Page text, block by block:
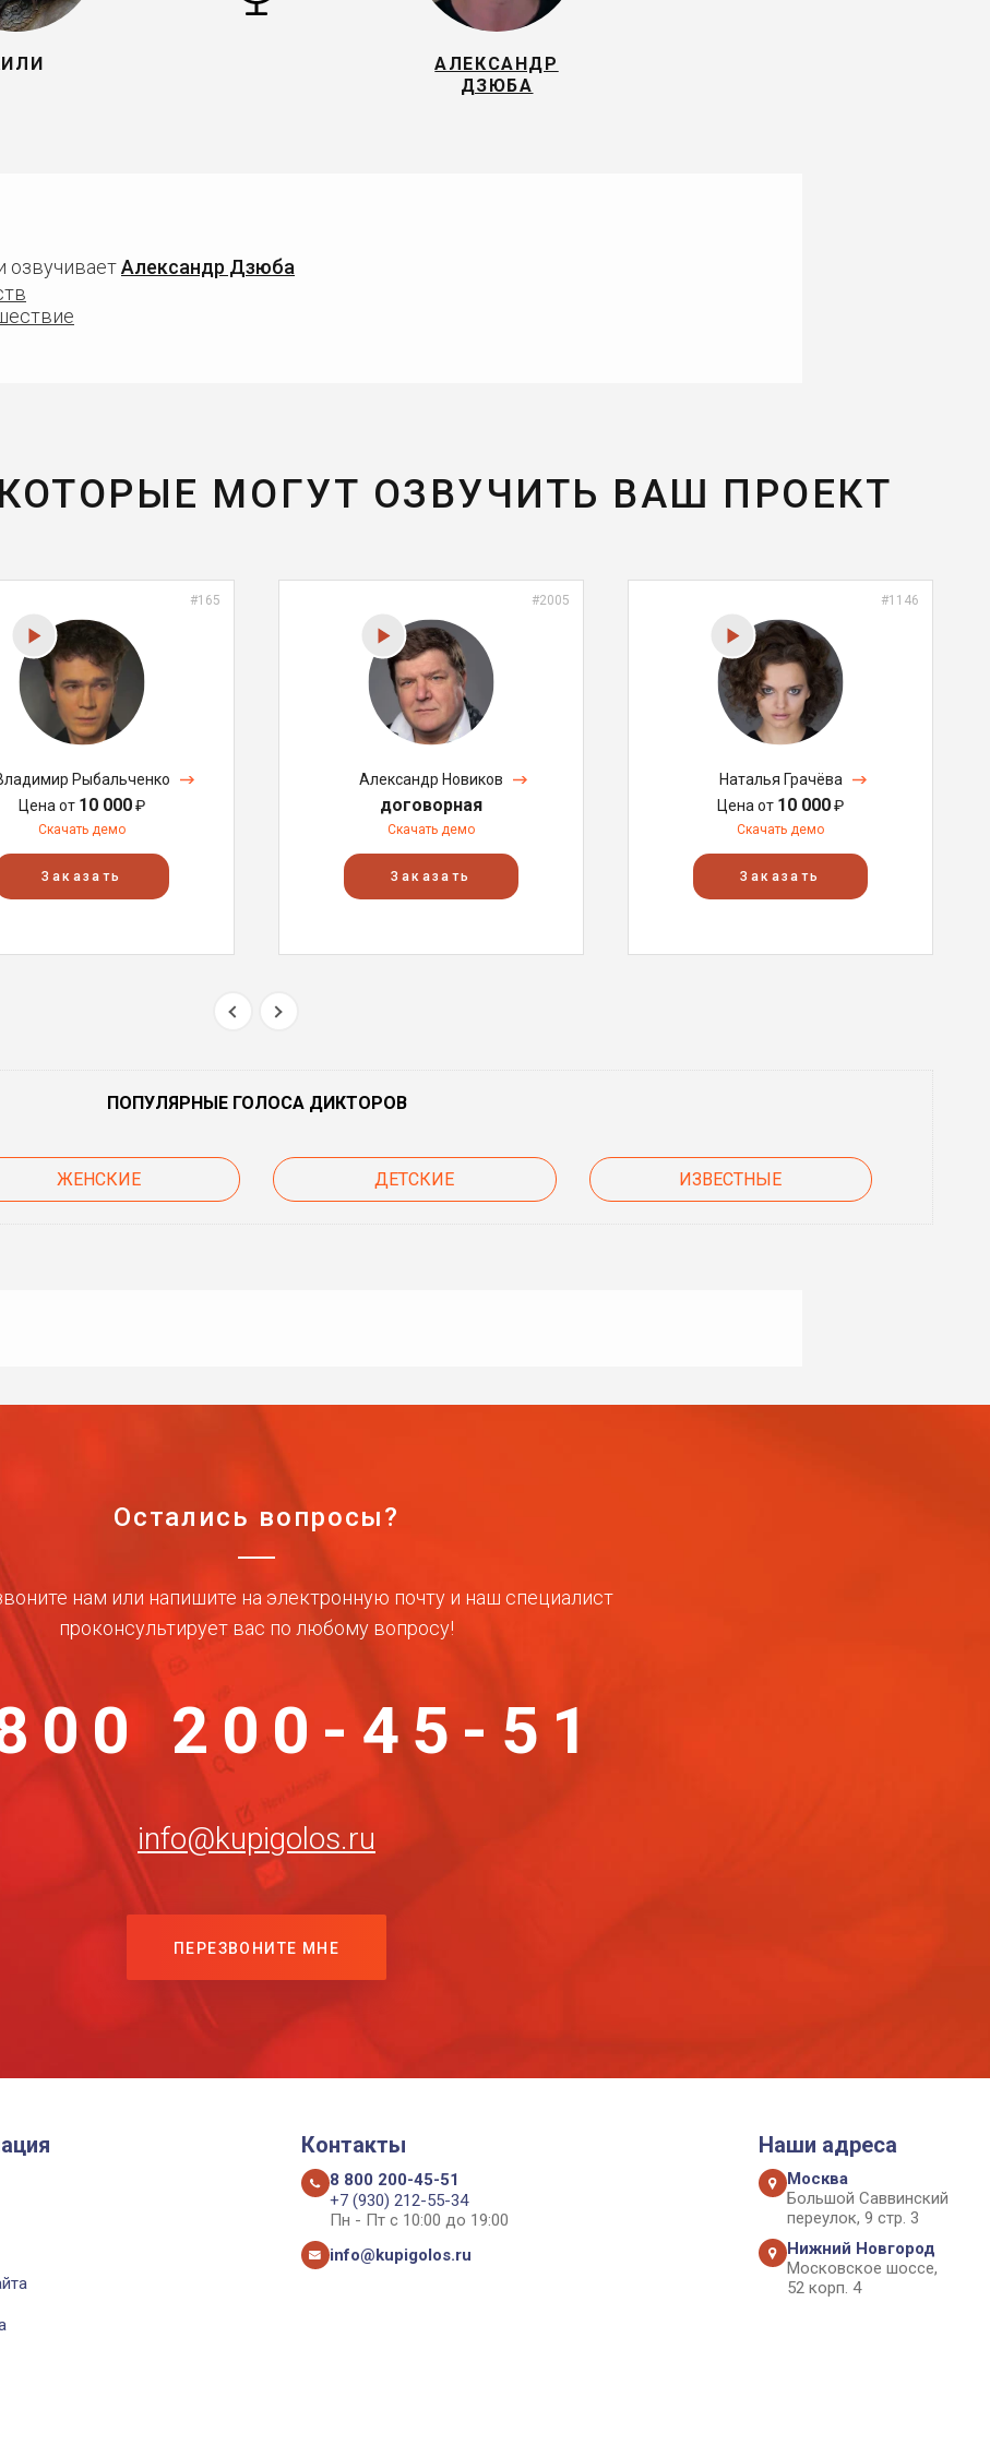
АЛЕКСАНДР
ДЗЮБА
озвучиваетАлександр Дзюба
МОГУТ ОЗВУЧИТЬ ВАШ ПРОЕКТ
#165
Рыбальченко
Цена от 10 000₽
Скачать демо
Заказать
#2005
Александр Новиков
договорная
Скачать демо
Заказать
#1146
Наталья Грачёва
Цена от 10 000₽
Скачать демо
Заказать
ПОПУЛЯРНЫЕ ГОЛОСА ДИКТОРОВ
ЖЕНСКИЕ ДЕТСКИЕ ИЗВЕСТНЫЕ
Остались вопросы?
нам или напишите на электронную почту и наш специалист
проконсультирует вас по любому вопросу!
200-45-51
info@kupigolos.ru
ПЕРЕЗВОНИТЕ МНЕ
Контакты
8 800 200-45-51
+7 (930) 212-55-34
Пн - Пт с 10:00 до 19:00
info@kupigolos.ru
Наши адреса
Москва
Большой Саввинский
переулок, 9 стр. 3
Нижний Новгород
Московское шоссе,
52 корп. 4